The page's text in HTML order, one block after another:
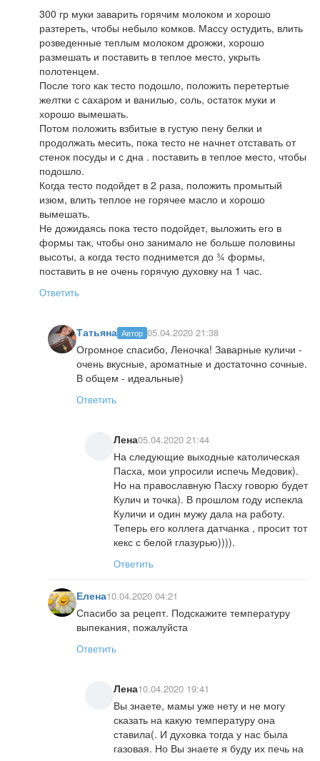
300 гр муки заварить горячим молоком и хорошо
разтереть, чтобы небыло комков. Массу остудить, влить
розведенные теплым молоком дрожжи, хорошо
размешать и поставить в теплое место, укрыть
полотенцем.
После того как тесто подошло, положить перетертые
желтки с сахаром и ванилью, соль, остаток муки и
хорошо вымешать.
Потом положить взбитые в густую пену белки и
продолжать месить, пока тесто не начнет отставать от
стенок посуды и с дна . поставить в теплое место, чтобы
подошло.
Когда тесто подойдет в 2 раза, положить промытый
изюм, влить теплое не горячее масло и хорошо
вымешать.
Не дожидаясь пока тесто подойдет, выложить его в
формы так, чтобы оно занимало не больше половины
высоты, а когда тесто поднимется до ¾ формы,
поставить в не очень горячую духовку на 1 час.
Ответить
Татьяна Автор 05.04.2020 21:38
Огромное спасибо, Леночка! Заварные куличи -
очень вкусные, ароматные и достаточно сочные.
В общем - идеальные)
Ответить
Лена05.04.2020 21:44
На следующие выходные католическая
Пасха, мои упросили испечь Медовик).
Но на православную Пасху говорю будет
Кулич и точка). В прошлом году испекла
Куличи и один мужу дала на работу.
Теперь его коллега датчанка , просит тот
кекс с белой глазурью)))).
Ответить
Елена10.04.2020 04:21
Спасибо за рецепт. Подскажите температуру
выпекания, пожалуйста
Ответить
Лена10.04.2020 19:41
Вы знаете, мамы уже нету и не могу
сказать на какую температуру она
ставила(. И духовка тогда у нас была
газовая. Но Вы знаете я буду их печь на